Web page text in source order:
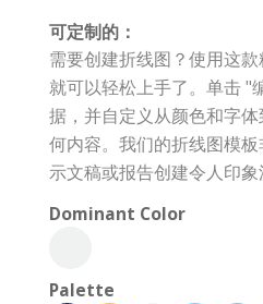
可定制的：
需要创建折线图？使用这
就可以轻松上手了。单击 "
据，并自定义从颜色和字
何内容。我们的折线图模
示文稿或报告创建令人印象
Dominant Color
Palette